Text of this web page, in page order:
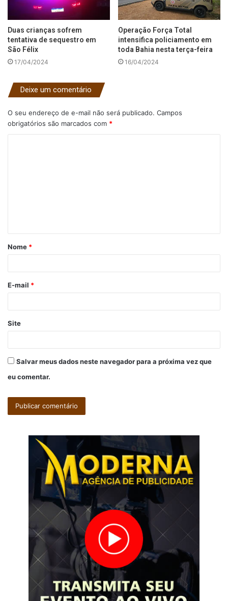
Duas crianças sofrem
tentativa de sequestro em
São Félix
17/04/2024
Operação Força Total
intensifica policiamento em
toda Bahia nesta terça-feira
16/04/2024
Deixe um comentário
O seu endereço de e-mail não será publicado. Campos
obrigatórios são marcados com *
á
r
*
Nome *
E-mail *
Site
Salvar meus dados neste navegador para a próxima vez que
eu comentar.